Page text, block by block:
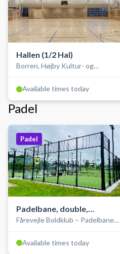
Hallen (1/2 Hal)
Borren, Højby Kultur- og
Available times today
Padel
Padel
Padelbane, double,
udendørs
Fårevejle Boldklub – Padelbaner i
Available times today